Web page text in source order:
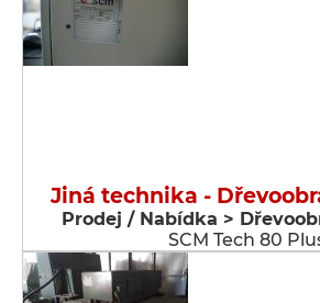
Jiná technika -
Prodej / Nabídka >
SCM Tech 80